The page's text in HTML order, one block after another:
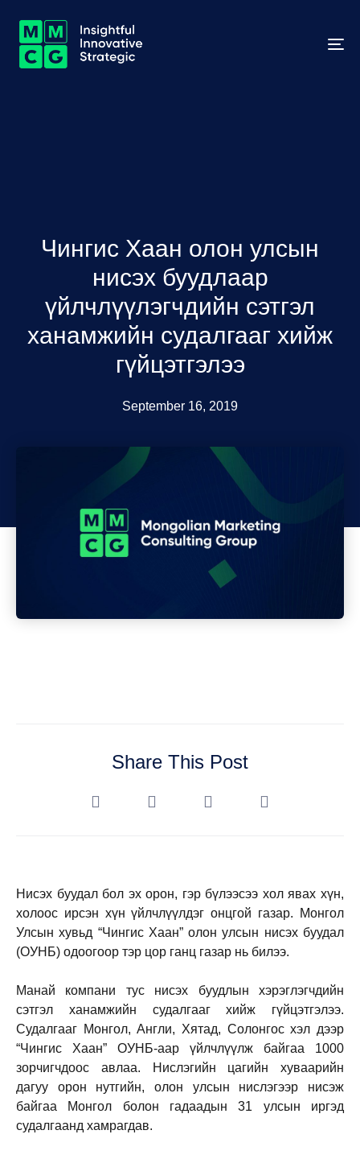
Чингис Хаан олон улсын
нисэх буудлаар
үйлчлүүлэгчдийн сэтгэл
ханамжийн судалгааг хийж
гүйцэтгэлээ
September 16, 2019
Share This Post
Нисэх буудал бол эх орон, гэр бүлээсээ хол явах хүн,
холоос ирсэн хүн үйлчлүүлдэг онцгой газар. Монгол
Улсын хувьд “Чингис Хаан” олон улсын нисэх буудал
(ОУНБ) одоогоор тэр цор ганц газар нь билээ.
Манай компани тус нисэх буудлын хэрэглэгчдийн
сэтгэл ханамжийн судалгааг хийж гүйцэтгэлээ.
Судалгааг Монгол, Англи, Хятад, Солонгос хэл дээр
“Чингис Хаан” ОУНБ-аар үйлчлүүлж байгаа 1000
зорчигчдоос авлаа. Нислэгийн цагийн хуваарийн
дагуу орон нутгийн, олон улсын нислэгээр нисэж
байгаа Монгол болон гадаадын 31 улсын иргэд
судалгаанд хамрагдав.